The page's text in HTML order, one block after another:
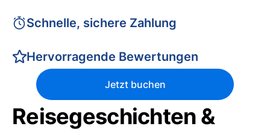
Schnelle, sichere Zahlung
Hervorragende Bewertungen
Jetzt buchen
Reisegeschichten &